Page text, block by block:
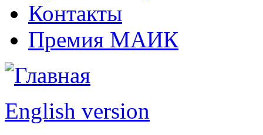
Контакты
Премия МАИК
English version